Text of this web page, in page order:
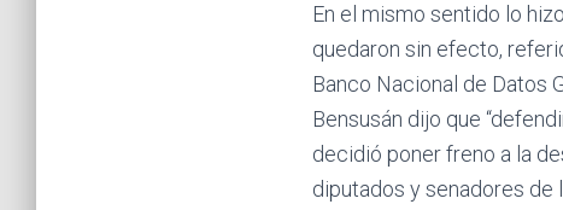
En el mismo sentido lo
quedaron sin efecto,
Banco Nacional de Datos
Bensusán dijo que
decidió poner freno a la
diputados y senadores